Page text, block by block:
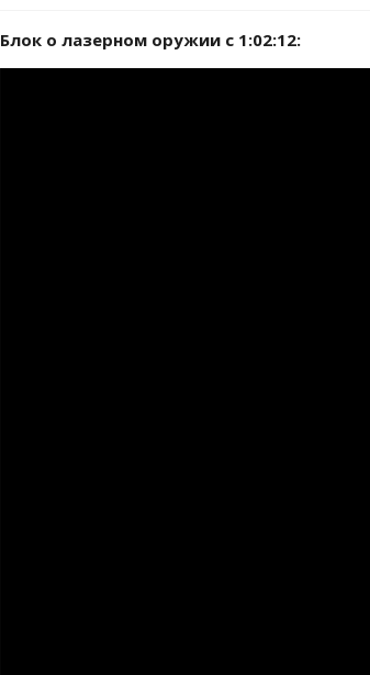
Блок о лазерном оружии с 1:02:12: